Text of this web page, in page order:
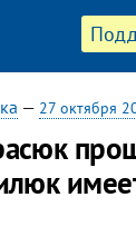
— 27 октября